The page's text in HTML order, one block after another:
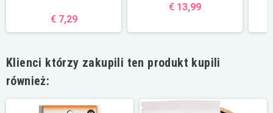
€ 7,29
€ 13,99
Klienci którzy zakupili ten produkt kupili
również: